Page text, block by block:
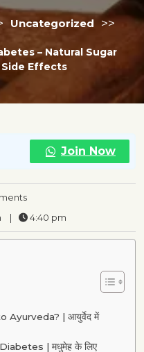
Uncategorized >>
– Natural Sugar
Effects
Join Now
| 4:40 pm
| आयुर्वेद में
| मधुमेह के लिए